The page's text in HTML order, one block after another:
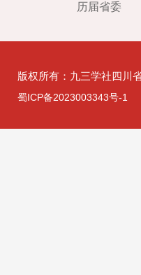
历届省委
版权所有：九三学社四川
蜀ICP备2023003343号-1